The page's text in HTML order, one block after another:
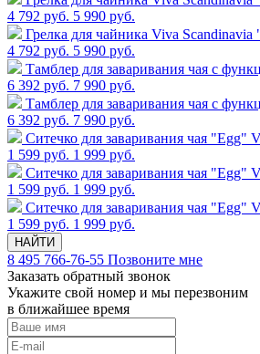
4 792 руб. 5 990 руб.
Грелка для чайника Viva Scandinavia
4 792 руб. 5 990 руб.
Тамблер для заваривания чая с
6 392 руб. 7 990 руб.
Тамблер для заваривания чая с
6 392 руб. 7 990 руб.
Cитечко для заваривания чая "Egg"
1 599 руб. 1 999 руб.
Cитечко для заваривания чая "Egg"
1 599 руб. 1 999 руб.
Cитечко для заваривания чая "Egg"
1 599 руб. 1 999 руб.
НАЙТИ
8 495 766-76-55 Позвоните мне
Заказать обратный звонок
Укажите свой номер и мы перезвоним
в ближайшее время